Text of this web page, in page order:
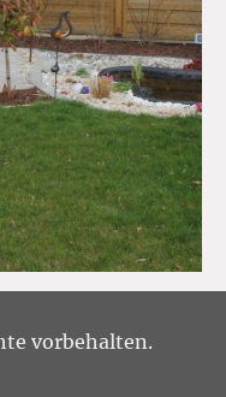
vorbehalten.